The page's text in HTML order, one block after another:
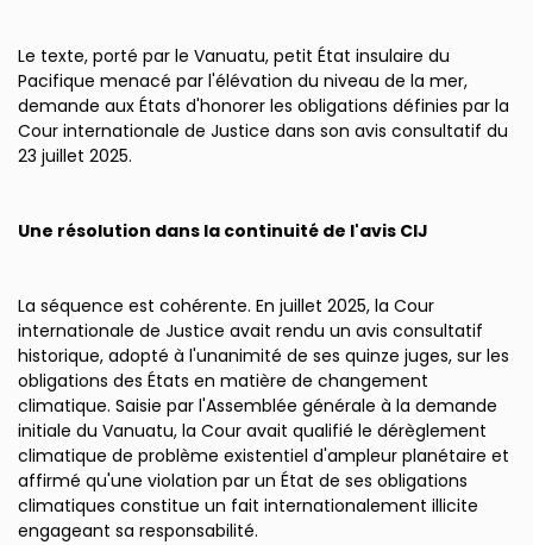
Le texte, porté par le Vanuatu, petit État insulaire du
Pacifique menacé par l'élévation du niveau de la mer,
demande aux États d'honorer les obligations définies par la
Cour internationale de Justice dans son avis consultatif du
23 juillet 2025.
Une résolution dans la continuité de l'avis CIJ
La séquence est cohérente. En juillet 2025, la Cour
internationale de Justice avait rendu un avis consultatif
historique, adopté à l'unanimité de ses quinze juges, sur les
obligations des États en matière de changement
climatique. Saisie par l'Assemblée générale à la demande
initiale du Vanuatu, la Cour avait qualifié le dérèglement
climatique de problème existentiel d'ampleur planétaire et
affirmé qu'une violation par un État de ses obligations
climatiques constitue un fait internationalement illicite
engageant sa responsabilité.